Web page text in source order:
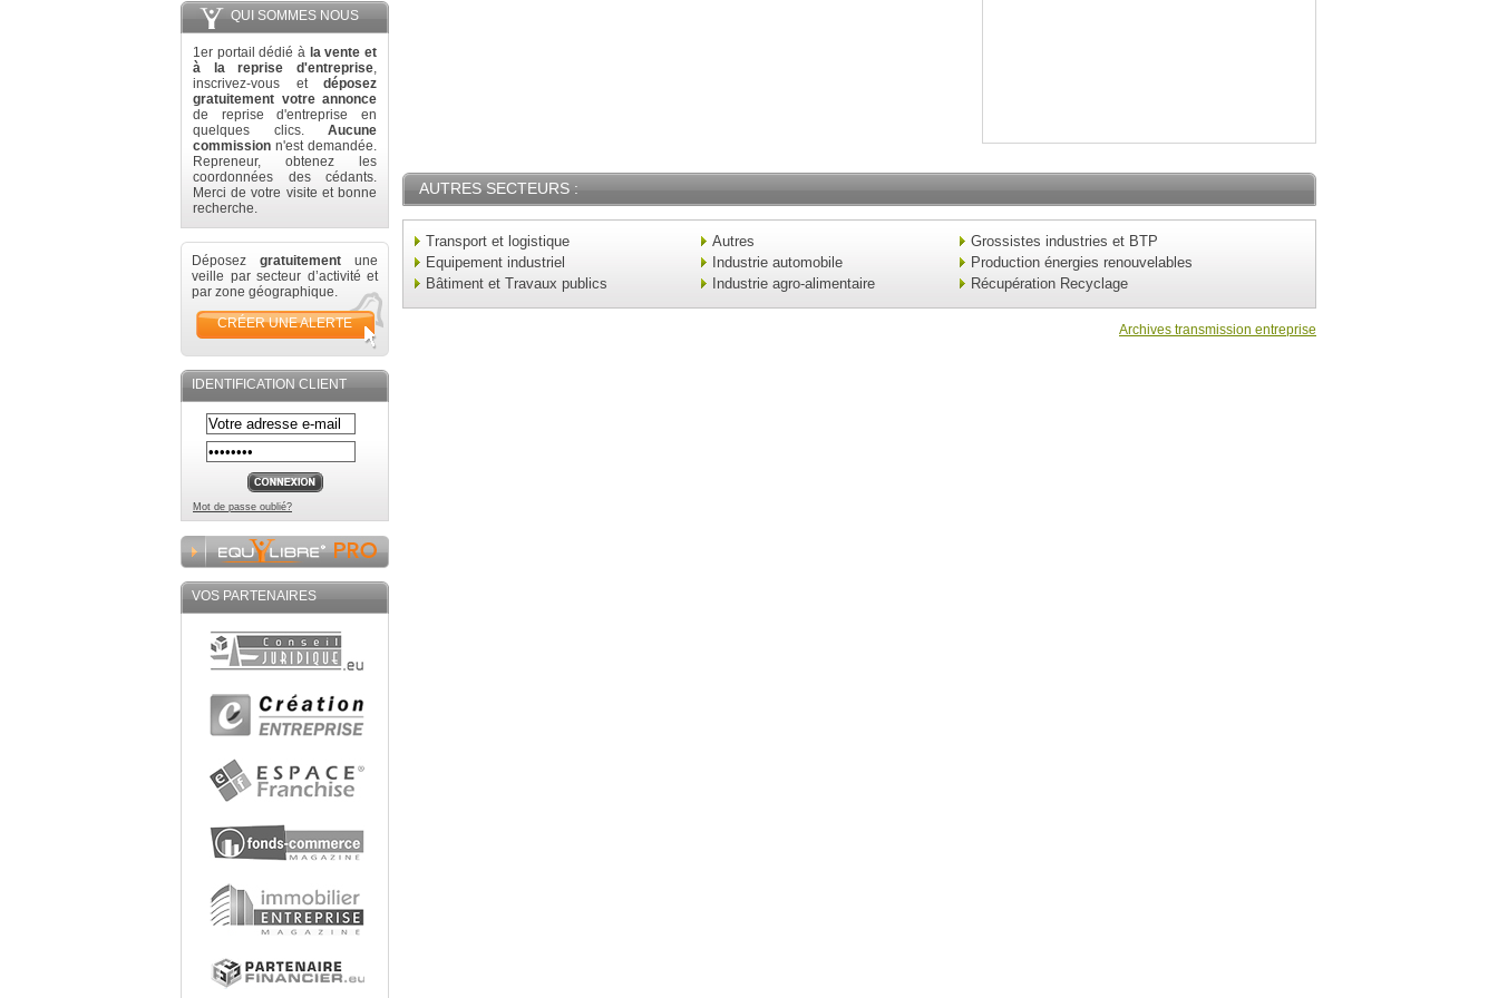
QUI SOMMES NOUS
1er portail dédié à la vente et
à la reprise d'entreprise,
inscrivez-vous et déposez
gratuitement votre annonce
de reprise d'entreprise en
quelques clics. Aucune
commission n'est demandée.
Repreneur, obtenez les
coordonnées des cédants.
Merci de votre visite et bonne
recherche.
Déposez gratuitement une
veille par secteur d’activité et
par zone géographique.
CRÉER UNE ALERTE
IDENTIFICATION CLIENT
Mot de passe oublié?
VOS PARTENAIRES
AUTRES SECTEURS :
Transport et logistique
Equipement industriel
Bâtiment et Travaux publics
Autres
Industrie automobile
Industrie agro-alimentaire
Grossistes industries et BTP
Production énergies renouvelables
Récupération Recyclage
Archives transmission entreprise